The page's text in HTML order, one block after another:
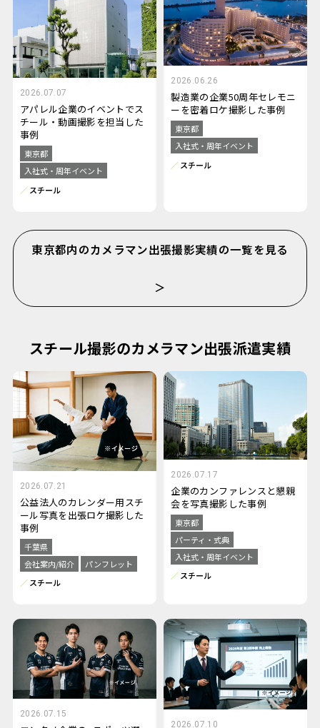
2026.07.07
アパレル企業のイベントでス
チール・動画撮影を担当した
事例
東京都
入社式・周年イベント
スチール
2026.06.26
製造業の企業50周年セレモニ
ーを密着ロケ撮影した事例
東京都
入社式・周年イベント
スチール
東京都内のカメラマン出張撮影実績の一覧を見る
＞
スチール撮影のカメラマン出張派遣実績
2026.07.21
公益法人のカレンダー用スチ
ール写真を出張ロケ撮影した
事例
千葉県
会社案内/紹介
パンフレット
スチール
2026.07.17
企業のカンファレンスと懇親
会を写真撮影した事例
東京都
パーティ・式典
入社式・周年イベント
スチール
2026.07.15
2026.07.10